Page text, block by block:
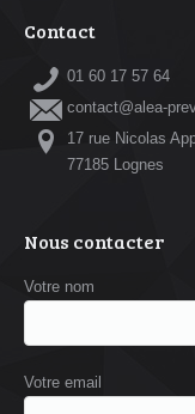
Contact
01 60 17 57 64
contact@alea-
17 rue Nicolas
77185 Lognes
Nous contacter
Votre nom
Votre email